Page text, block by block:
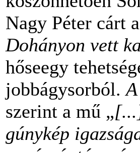
Nagy Péter cárt
Dohányon vett
hőseegy
jobbágysorból.
szerint a mű „
gúnykép